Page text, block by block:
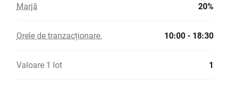
Marjă 20%
Orele de tranzacționare. 10:00 - 18:30
Valoare 1 lot 1